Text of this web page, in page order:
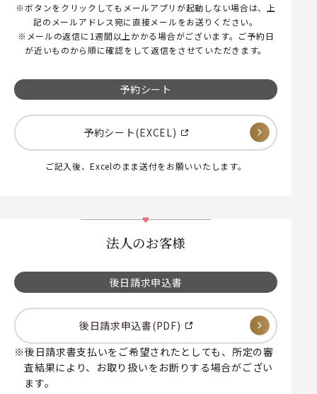
※ボタンをクリックしてもメールアプリが起動しない場合は、上
記のメールアドレス宛に直接メールをお送りください。
※メールの返信に1週間以上かかる場合がございます。ご予約日
が近いものから順に確認をして返信をさせていただきます。
予約シート
予約シート(EXCEL)
ご記入後、Excelのまま送付をお願いいたします。
法人のお客様
後日請求申込書
後日請求申込書(PDF)
後日請求書支払いをご希望されたとしても、所定の審
査結果により、お取り扱いをお断りする場合がござい
ます。